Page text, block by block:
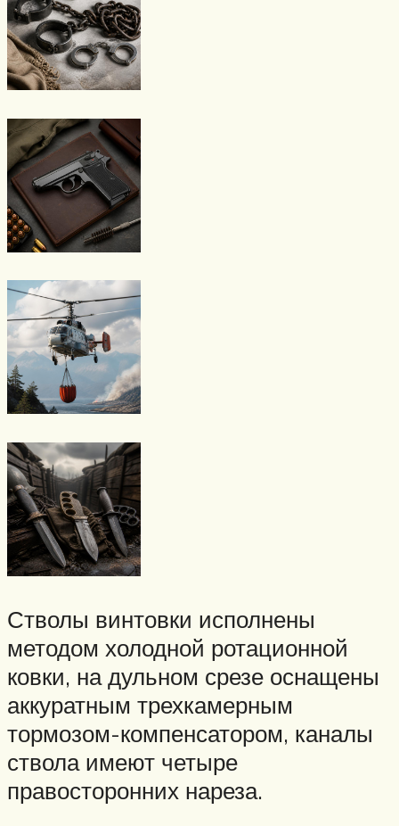
Стволы винтовки исполнены
методом холодной ротационной
ковки, на дульном срезе оснащены
аккуратным трехкамерным
тормозом-компенсатором, каналы
ствола имеют четыре
правосторонних нареза.